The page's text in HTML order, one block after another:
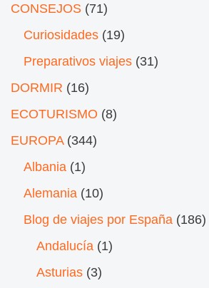
CONSEJOS (71)
Curiosidades (19)
Preparativos viajes (31)
DORMIR (16)
ECOTURISMO (8)
EUROPA(344)
Albania (1)
Alemania (10)
Blog de viajes por España (186)
Andalucía (1)
Asturias (3)